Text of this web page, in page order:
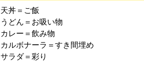
天丼＝ご飯
うどん＝お吸い物
カレー＝飲み物
カルボナーラ＝すき間埋め
サラダ＝彩り